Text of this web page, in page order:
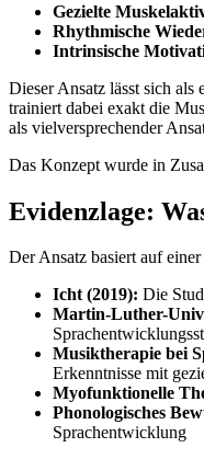
Gezielte
Rhythmische
Intrinsische
Dieser Ansatz lässt sich
trainiert dabei exakt die
als vielversprechender
Das Konzept wurde in
Evidenzlage:
Der Ansatz basiert auf
Icht (2019): Die
Martin-Luther-
Musiktherapie bei
Erkenntnisse mit
Myofunktionelle
Phonologisches
Sprachentwicklung